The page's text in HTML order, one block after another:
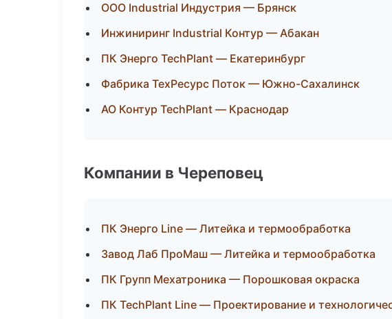
ООО Industrial Индустрия — Брянск
Инжиниринг Industrial Контур — Абакан
ПК Энерго TechPlant — Екатеринбург
Фабрика ТехРесурс Поток — Южно-Сахалинск
АО Контур TechPlant — Краснодар
Компании в Череповец
ПК Энерго Line — Литейка и термообработка
Завод Лаб ПроМаш — Литейка и термообработка
ПК Групп Мехатроника — Порошковая окраска
ПК TechPlant Line — Проектирование и